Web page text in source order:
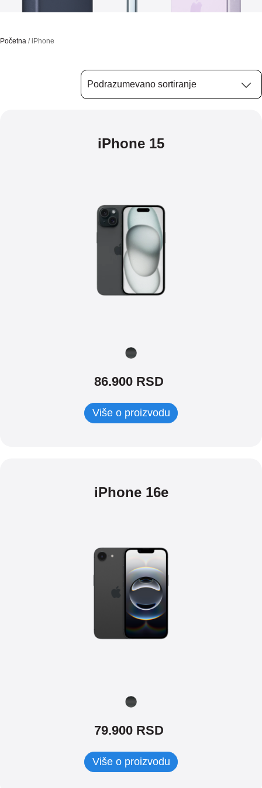
Početna / iPhone
iPhone 15
86.900 RSD
Više o proizvodu
iPhone 16e
79.900 RSD
Više o proizvodu